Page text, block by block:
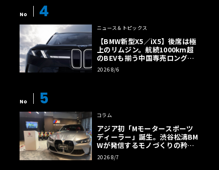
No 4
ニュース＆トピックス
【BMW新型X5／iX5】後席は極
上のリムジン。航続1000km超
のBEVも揃う中国専売ロング仕
様の全貌
2026 8/6
No 5
コラム
アジア初「Mモータースポーツ
ディーラー」誕生。渋谷松濤BM
Wが発信するモノづくりの矜持
【木下隆之コラム】
2026 8/7